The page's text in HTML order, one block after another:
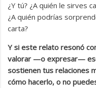
¿Y tú? ¿A quién le sirves
¿A quién podrías
carta?
Y si este relato resonó
valorar —o expresar—
sostienen tus relaciones
cómo hacerlo, o no